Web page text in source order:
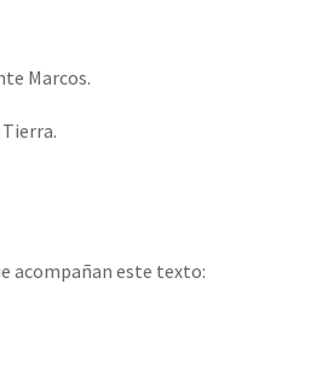
Marcos.
acompañan este texto: